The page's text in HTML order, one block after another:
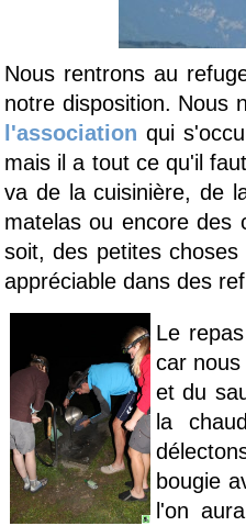
Nous rentrons au
notre disposition. Nous
l'association qui
mais il a tout ce qu'il
va de la cuisinière, de
matelas ou encore des
soit, des petites
appréciable dans des
Le
car
et du
la
bougie
l'on